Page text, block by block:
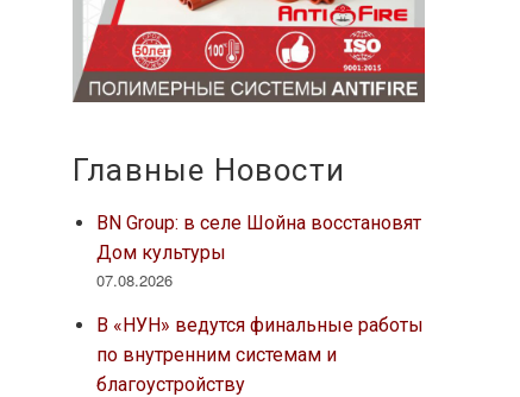
Главные Новости
BN Group: в селе Шойна восстановят
Дом культуры
07.08.2026
В «НУН» ведутся финальные работы
по внутренним системам и
благоустройству